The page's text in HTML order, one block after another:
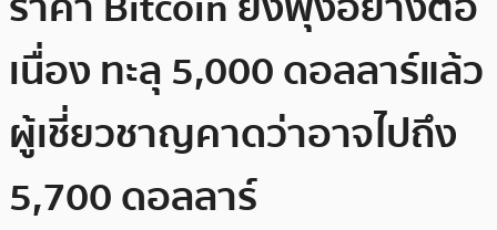
เนื่อง ทะลุ 5,000 ดอลลาร์แล้ว
ผู้เชี่ยวชาญคาดว่าอาจไปถึง
5,700 ดอลลาร์